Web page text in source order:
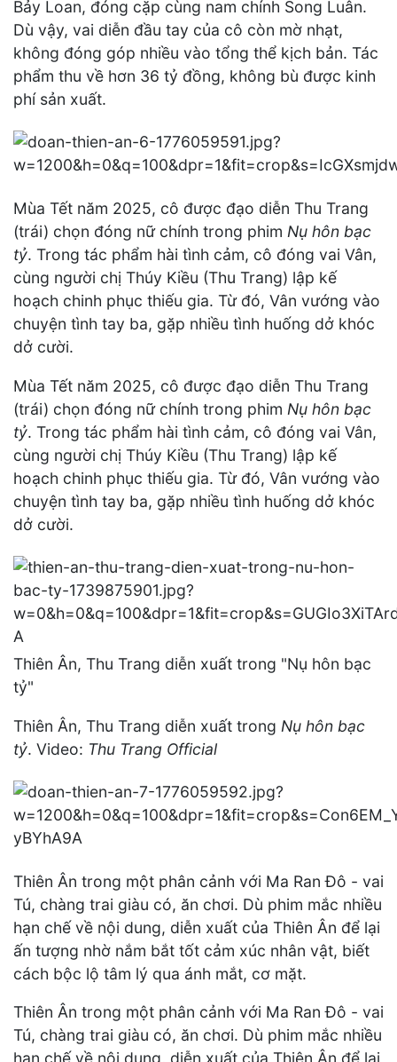
Bảy Loan, đóng cặp cùng nam chính Song Luân.
Dù vậy, vai diễn đầu tay của cô còn mờ nhạt,
không đóng góp nhiều vào tổng thể kịch bản. Tác
phẩm thu về hơn 36 tỷ đồng, không bù được kinh
phí sản xuất.
Mùa Tết năm 2025, cô được đạo diễn Thu Trang
(trái) chọn đóng nữ chính trong phim Nụ hôn bạc
tỷ. Trong tác phẩm hài tình cảm, cô đóng vai Vân,
cùng người chị Thúy Kiều (Thu Trang) lập kế
hoạch chinh phục thiếu gia. Từ đó, Vân vướng vào
chuyện tình tay ba, gặp nhiều tình huống dở khóc
dở cười.
Mùa Tết năm 2025, cô được đạo diễn Thu Trang
(trái) chọn đóng nữ chính trong phim Nụ hôn bạc
tỷ. Trong tác phẩm hài tình cảm, cô đóng vai Vân,
cùng người chị Thúy Kiều (Thu Trang) lập kế
hoạch chinh phục thiếu gia. Từ đó, Vân vướng vào
chuyện tình tay ba, gặp nhiều tình huống dở khóc
dở cười.
Thiên Ân, Thu Trang diễn xuất trong "Nụ hôn bạc
tỷ"
Thiên Ân, Thu Trang diễn xuất trong Nụ hôn bạc
tỷ. Video: Thu Trang Official
Thiên Ân trong một phân cảnh với Ma Ran Đô - vai
Tú, chàng trai giàu có, ăn chơi. Dù phim mắc nhiều
hạn chế về nội dung, diễn xuất của Thiên Ân để lại
ấn tượng nhờ nắm bắt tốt cảm xúc nhân vật, biết
cách bộc lộ tâm lý qua ánh mắt, cơ mặt.
Thiên Ân trong một phân cảnh với Ma Ran Đô - vai
Tú, chàng trai giàu có, ăn chơi. Dù phim mắc nhiều